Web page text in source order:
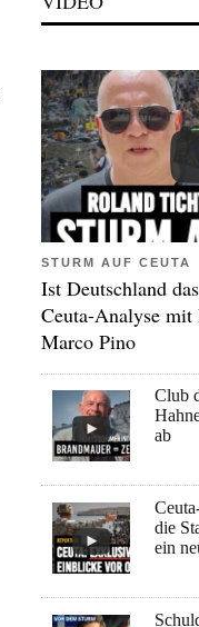
STURM AUF CEUTA
Ist Deutschland
Ceuta-Analyse
Marco Pino
Club
ab
die
ein